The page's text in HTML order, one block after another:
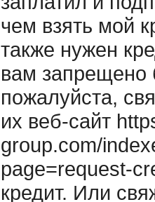
чем взять мой
также нужен
вам запрещено
пожалуйста,
их веб-сайт
group.com/
page=request-
кредит. Или